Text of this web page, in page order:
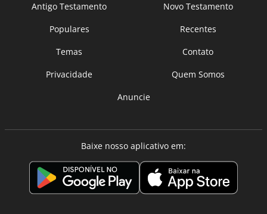
Antigo Testamento
Novo Testamento
Populares
Recentes
Temas
Contato
Privacidade
Quem Somos
Anuncie
Baixe nosso aplicativo em: